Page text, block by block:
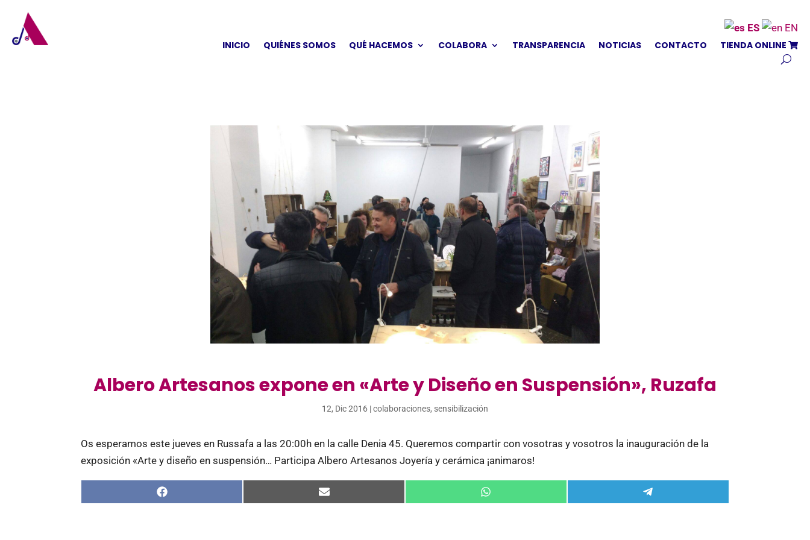
ES
EN
INICIO
QUIÉNES SOMOS QUÉ HACEMOS COLABORA TRANSPARENCIA NOTICIAS CONTACTO TIENDA ONLINE
Albero Artesanos expone en «Arte y Diseño en Suspensión», Ruzafa
12, Dic 2016 |colaboraciones, sensibilización
Os esperamos este jueves en Russafa a las 20:00h en la calle Denia 45. Queremos compartir con vosotras y vosotros la inauguración de la
exposición «Arte y diseño en suspensión… Participa Albero Artesanos Joyería y cerámica ¡animaros!
Compartir
en
Compartir
en
Compartir
en
Compartir
en